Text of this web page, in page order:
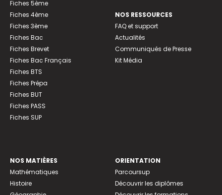
Fiches 5ème
Fiches 4ème
Fiches 3ème
Fiches Bac
Fiches Brevet
Fiches Bac Français
Fiches BTS
Fiches Prépa
Fiches BUT
Fiches PASS
Fiches SUP
NOS RESSOURCES
FAQ et support
Actualités
Communiqués de Presse
Kit Média
NOS MATIÈRES
Mathématiques
Histoire
ORIENTATION
Parcoursup
Découvrir les diplômes